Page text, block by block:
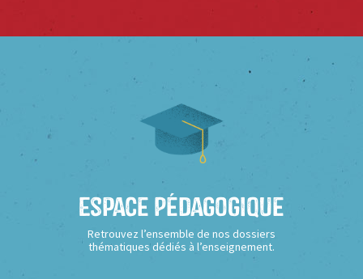
Espace Pédagogique
Retrouvez l’ensemble de nos dossiers
thématiques dédiés à l’enseignement.